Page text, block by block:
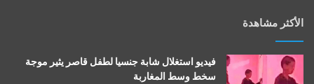
الأكثر مشاهدة
فيديو استغلال شابة جنسيا لطفل قاصر يثير موجة
سخط وسط المغاربة